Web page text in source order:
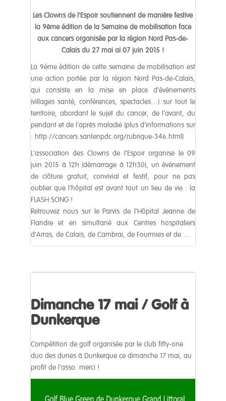
Les Clowns de l’Espoir soutiennent de manière festive
la 9ème édition de la Semaine de mobilisation face
aux cancers organisée par la région Nord Pas-de-
Calais du 27 mai ai 07 juin 2015 !
La 9éme édition de cette semaine de mobilisation est
une action portée par la région Nord Pas-de-Calais,
qui consiste en la mise en place d’événements
(villages santé, conférences, spectacles…) sur tout le
territoire, abordant le sujet du cancer, de l’avant, du
pendant et de l’après maladie (plus d’informations sur
: http://cancers.santenpdc.org/rubrique-346.html)
L’association des Clowns de l’Espoir organise le 09
juin 2015 à 12h (démarrage à 12h30), un événement
de clôture gratuit, convivial et festif, pour ne pas
oublier que l’hôpital est avant tout un lieu de vie : la
FLASH SONG !
Retrouvez nous sur le Parvis de l’Hôpital Jeanne de
Flandre et en simultané aux Centres hospitaliers
d’Arras, de Calais, de Cambrai, de Fourmies et de …
Dimanche 17 mai / Golf à
Dunkerque
Compétition de golf organisée par le club fifty-one
duo des dunes à Dunkerque ce dimanche 17 mai, au
profit de l’asso. merci !